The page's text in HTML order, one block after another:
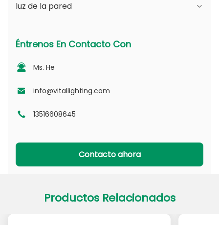
Serie DSDL
Serie MDL
Serie NSDL
Serie DL
Serie PADL
Serie JCL
Serie fotovoltaica
Serie PD
Serie CL
Serie PACL
luz de la pared
apertura intercambiable
Serie D - Placa de guía de luz punteada
Éntrenos En Contacto Con
Ms. He
info@vitallighting.com
13516608645
Contacto ahora
Productos Relacionados